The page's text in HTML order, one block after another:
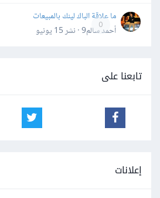
0
ما علاقة الباك لينك بالمبيعات
أحمد سالم9 · نشر
15 يونيو
تابعنا على
إعلانات